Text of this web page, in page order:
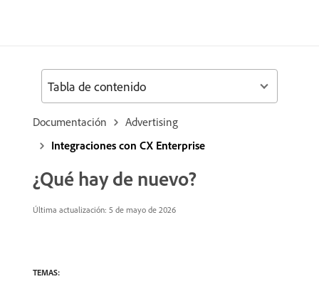
Documentación
Advertising
Integraciones con CX Enterprise
¿Qué hay de nuevo?
Última actualización: 5 de mayo de 2026
TEMAS:
Tabla de contenido